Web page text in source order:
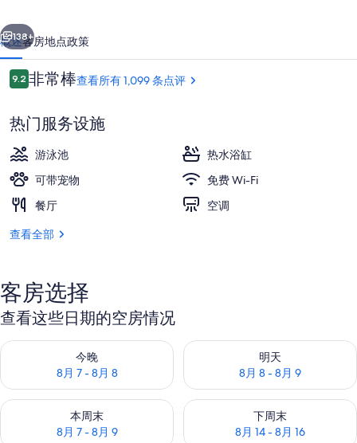
由
IHG
的
片
库
外观
个 下一个
138+
概述客房地点政策
点
评
9.29.2/10
非常棒查看所有 1,099 条点评
热门服务设施
游泳池
热水浴缸
可带宠物
免费 Wi-Fi
餐厅
空调
查看全部
客房选择
查看这些日期的空房情况
今晚
8月 7 - 8月 8
查看今晚的空房情况：8月 7 - 8月 8
明天
8月 8 - 8月 9
查看明天的空房情况：8月 8 -
本周末
8月 7 - 8月 9
查看本周末的空房情况：8月 7 - 8月 9
下周末
8月 14 - 8月 16
查看下周末的空房情况：8月